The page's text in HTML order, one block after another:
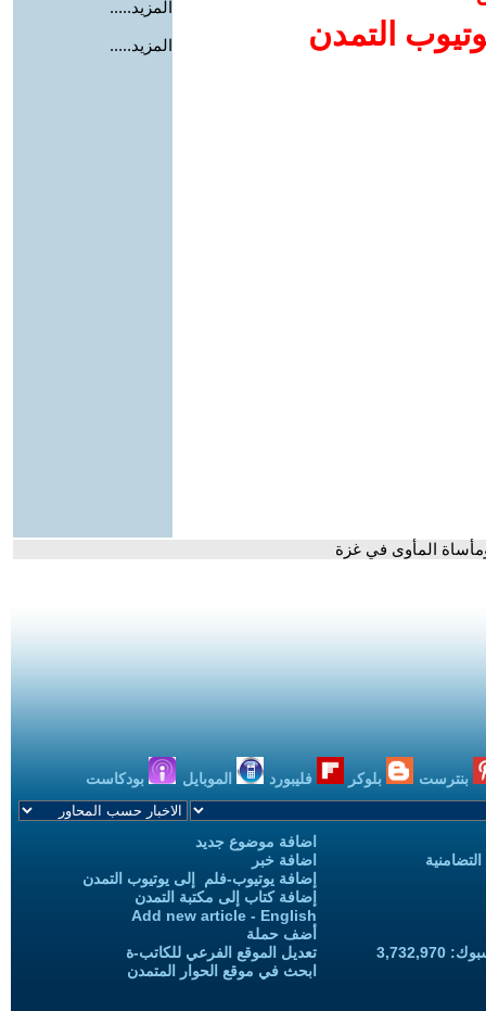
التمدن
المزيد.....
المزيد.....
المأوى في غزة
بنترست بلوكر فليبورد الموبايل بودكاست
اضافة موضوع جديد
اضافة خبر
إضافة يوتيوب-فلم إلى يوتيوب التمدن
إضافة كتاب إلى مكتبة التمدن
Add new article - English
أضف حملة
تعديل الموقع الفرعي للكاتب-ة
ابحث في موقع الحوار المتمدن